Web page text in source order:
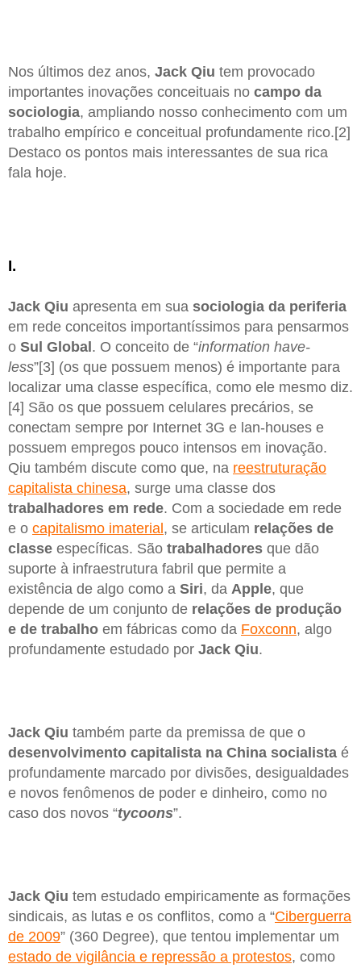
Nos últimos dez anos, Jack Qiu tem provocado
importantes inovações conceituais no campo da
sociologia, ampliando nosso conhecimento com um
trabalho empírico e conceitual profundamente rico.[2]
Destaco os pontos mais interessantes de sua rica
fala hoje.
I.
Jack Qiu apresenta em sua sociologia da periferia
em rede conceitos importantíssimos para pensarmos
o Sul Global. O conceito de “information have-
less”[3] (os que possuem menos) é importante para
localizar uma classe específica, como ele mesmo diz.
[4] São os que possuem celulares precários, se
conectam sempre por Internet 3G e lan-houses e
possuem empregos pouco intensos em inovação.
Qiu também discute como que, na reestruturação
capitalista chinesa, surge uma classe dos
trabalhadores em rede. Com a sociedade em rede
e o capitalismo imaterial, se articulam relações de
classe específicas. São trabalhadores que dão
suporte à infraestrutura fabril que permite a
existência de algo como a Siri, da Apple, que
depende de um conjunto de relações de produção
e de trabalho em fábricas como da Foxconn, algo
profundamente estudado por Jack Qiu.
Jack Qiu também parte da premissa de que o
desenvolvimento capitalista na China socialista é
profundamente marcado por divisões, desigualdades
e novos fenômenos de poder e dinheiro, como no
caso dos novos “tycoons”.
Jack Qiu tem estudado empiricamente as formações
sindicais, as lutas e os conflitos, como a “Ciberguerra
de 2009” (360 Degree), que tentou implementar um
estado de vigilância e repressão a protestos, como